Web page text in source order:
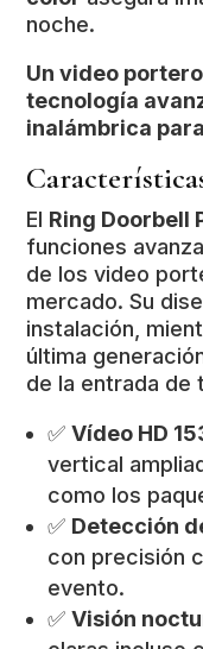
noche.
Un video
tecnología
inalámbrica
El Ring Doorbell
funciones
de los video
mercado. Su
instalación,
última
de la entrada de
✅Vídeo HD
vertical
como los
✅ Detección
con precisión
evento.
✅Visión